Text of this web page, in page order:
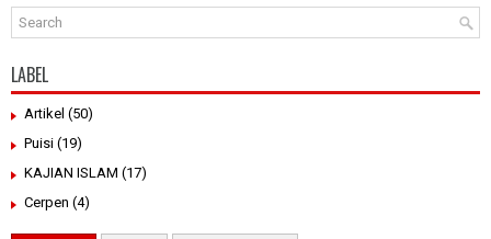
LABEL
Artikel (50)
Puisi (19)
KAJIAN ISLAM (17)
Cerpen (4)